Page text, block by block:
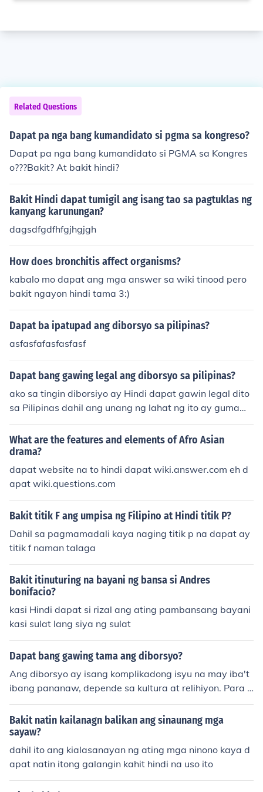
Related Questions
Dapat pa nga bang kumandidato si pgma sa kongreso?
Dapat pa nga bang kumandidato si PGMA sa Kongres
o???Bakit? At bakit hindi?
Bakit Hindi dapat tumigil ang isang tao sa pagtuklas ng
kanyang karunungan?
dagsdfgdfhfgjhgjgh
How does bronchitis affect organisms?
kabalo mo dapat ang mga answer sa wiki tinood pero
bakit ngayon hindi tama 3:)
Dapat ba ipatupad ang diborsyo sa pilipinas?
asfasfafasfasfasf
Dapat bang gawing legal ang diborsyo sa pilipinas?
ako sa tingin diborsiyo ay Hindi dapat gawin legal dito
sa Pilipinas dahil ang unang ng lahat ng ito ay gumawa
ng mga asawa Couples o pagkuha sa mga may asawa
Couples mas responsible sa kanilang kilos. marrying isa
ng Tao na lumapit sa isang responsibilidad na kung saa
n ay ang pag-ibig sa bawat isa sa anumang mangyay
ari sa bawat isa kaya ako hulaan na ang dahilan kung
bakit Hindi ito dapat gawin legal dito sa Pilipinas.
What are the features and elements of Afro Asian
drama?
dapat website na to hindi dapat wiki.answer.com eh d
apat wiki.questions.com
Bakit titik F ang umpisa ng Filipino at Hindi titik P?
Dahil sa pagmamadali kaya naging titik p na dapat ay
titik f naman talaga
Bakit itinuturing na bayani ng bansa si Andres
bonifacio?
kasi Hindi dapat si rizal ang ating pambansang bayani
kasi sulat lang siya ng sulat
Dapat bang gawing tama ang diborsyo?
Ang diborsyo ay isang komplikadong isyu na may iba't
ibang pananaw, depende sa kultura at relihiyon. Para s
a ilan, maaaring ito ay isang kinakailangang hakbang u
pang makamit ang kapayapaan at kaligayahan, lalo n
a kung ang relasyon ay puno ng hidwaan o pang-aabu
so. Sa kabilang banda, may mga naniniwala na ang pa
g-aasawa ay dapat ipaglaban at hindi basta-basta bit
awan. Sa huli, ang pagiging &quot;tama&quot; ng dibo
Bakit natin kailanagn balikan ang sinaunang mga
sayaw?
dahil ito ang kialasanayan ng ating mga ninono kaya d
apat natin itong galangin kahit hindi na uso ito